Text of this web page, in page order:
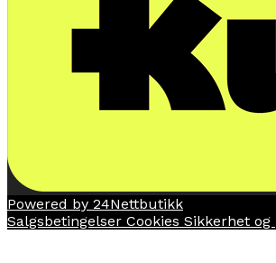
Powered by 24Nettbutikk
Salgsbetingelser Cookies Sikkerhet og